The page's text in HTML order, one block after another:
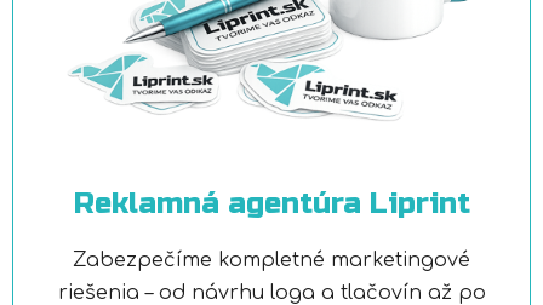
Reklamná agentúra Liprint
Zabezpečíme kompletné marketingové
riešenia – od návrhu loga a tlačovín až po